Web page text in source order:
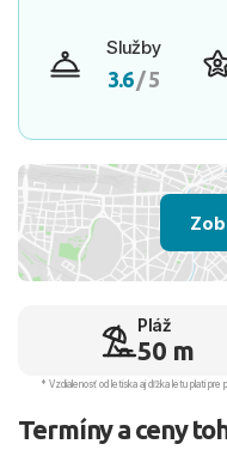
Služby
3.6/ 5
Pláž
50 m
* Vzdialenosť od letiska aj dľžka letu platí pre
Termíny a ceny